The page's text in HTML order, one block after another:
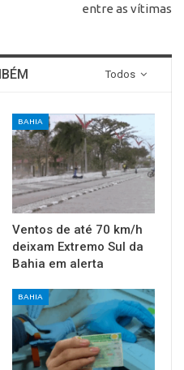
entre as vítimas
Todos
BAHIA
Ventos de até 70 km/h
deixam Extremo Sul da
Bahia em alerta
BAHIA